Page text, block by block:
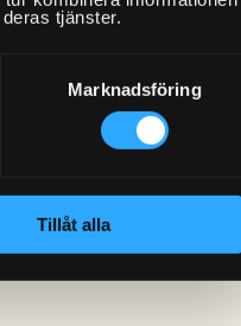
tjänster.
Marknadsföring
Tillåt alla
för montering,